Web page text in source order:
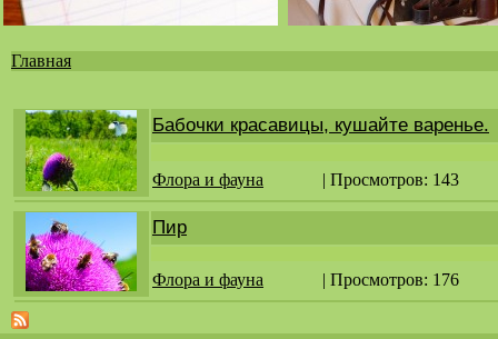
здесь
Главная
Бабочки красавицы, кушайте варенье.
Флора и фауна | Просмотров: 143
Пир
Флора и фауна | Просмотров: 176